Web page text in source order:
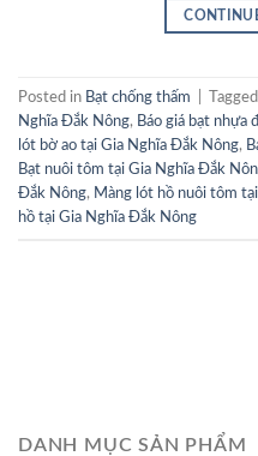
Posted in Bạt chống thấm Tagged
Nghĩa Đắk Nông, Báo giá bạt nhựa
lót bờ ao tại Gia Nghĩa Đắk Nông,
Bạt nuôi tôm tại Gia Nghĩa Đắk
Đắk Nông, Màng lót hồ nuôi tôm
hồ tại Gia Nghĩa Đắk Nông
DANH MỤC SẢN PHẨM